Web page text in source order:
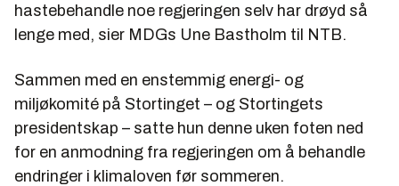
hastebehandle noe regjeringen selv har drøyd så
lenge med, sier MDGs Une Bastholm til NTB.
Sammen med en enstemmig energi- og
miljøkomité på Stortinget – og Stortingets
presidentskap – satte hun denne uken foten ned
for en anmodning fra regjeringen om å behandle
endringer i klimaloven før sommeren.